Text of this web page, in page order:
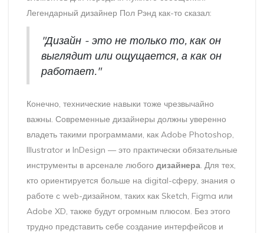
Легендарный дизайнер Пол Рэнд как-то сказал:
"Дизайн - это не только то, как он
выглядит или ощущается, а как он
работает."
Конечно, технические навыки тоже чрезвычайно
важны. Современные дизайнеры должны уверенно
владеть такими программами, как Adobe Photoshop,
Illustrator и InDesign — это практически обязательные
инструменты в арсенале любого дизайнера. Для тех,
кто ориентируется больше на digital-сферу, знания о
работе с web-дизайном, таких как Sketch, Figma или
Adobe XD, также будут огромным плюсом. Без этого
трудно представить себе создание интерфейсов и